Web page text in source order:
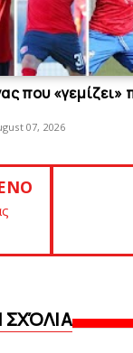
που «γεμίζει»
07, 2026